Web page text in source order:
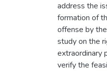
address the
formation of
offense by
study on the
extraordinary
verify the